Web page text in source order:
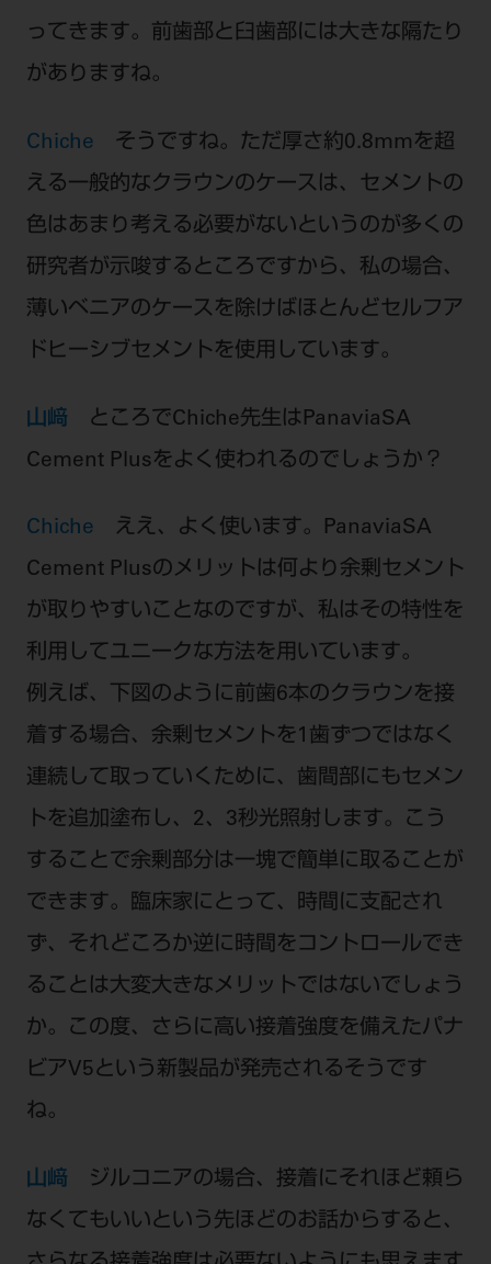
ってきます。前歯部と臼歯部には大きな隔たり
がありますね。
Chiche そうですね。ただ厚さ約0.8mmを超
える一般的なクラウンのケースは、セメントの
色はあまり考える必要がないというのが多くの
研究者が示唆するところですから、私の場合、
薄いベニアのケースを除けばほとんどセルフア
ドヒーシブセメントを使用しています。
山﨑
ところでChiche先生はPanaviaSA
Cement Plusをよく使われるのでしょうか？
Chiche ええ、よく使います。PanaviaSA
Cement Plusのメリットは何より余剰セメント
が取りやすいことなのですが、私はその特性を
利用してユニークな方法を用いています。
例えば、下図のように前歯6本のクラウンを接
着する場合、余剰セメントを1歯ずつではなく
連続して取っていくために、歯間部にもセメン
トを追加塗布し、2、3秒光照射します。こう
することで余剰部分は一塊で簡単に取ることが
できます。臨床家にとって、時間に支配され
ず、それどころか逆に時間をコントロールでき
ることは大変大きなメリットではないでしょう
か。この度、さらに高い接着強度を備えたパナ
ビアV5という新製品が発売されるそうです
ね。
山﨑
ジルコニアの場合、接着にそれほど頼ら
なくてもいいという先ほどのお話からすると、